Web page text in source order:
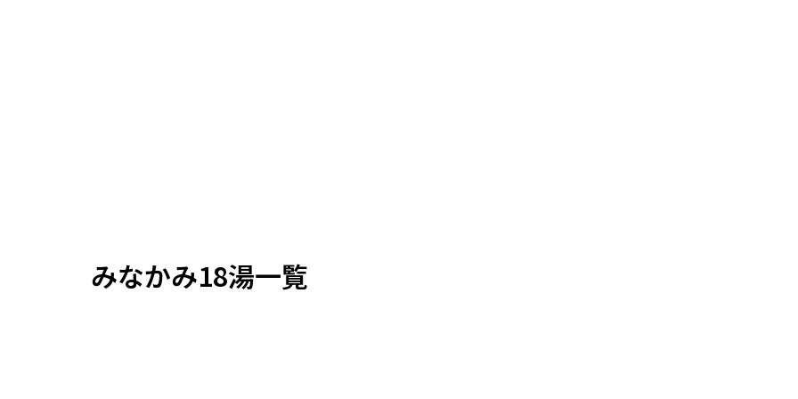
みなかみ18湯一覧